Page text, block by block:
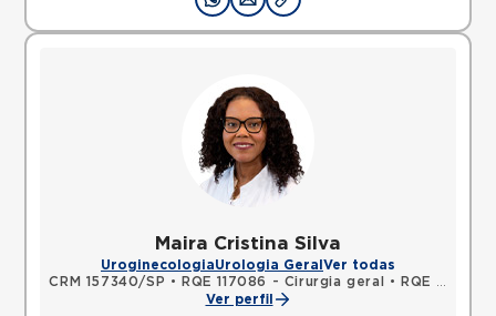
Maira Cristina Silva
UroginecologiaUrologia Geral Ver todas
CRM 157340/SP • RQE 117086 - Cirurgia geral •
RQE 117087 - Urologia
Ver perfil